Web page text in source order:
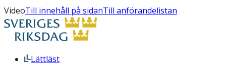
VideoTill innehåll på sidanTill anförandelistan
Lättläst